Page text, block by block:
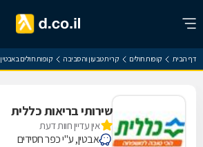
דף הבית קופות חולים קרית טבעון והסביבה קופות חולים באבטין
שירותי בריאות כללית
אין עדיין חוות דעת
אבטין, ע"י כפר חסידים